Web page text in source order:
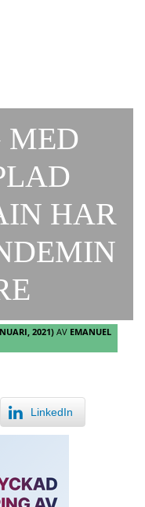
MED
HAR
2021)AV EMANUEL
LinkedIn